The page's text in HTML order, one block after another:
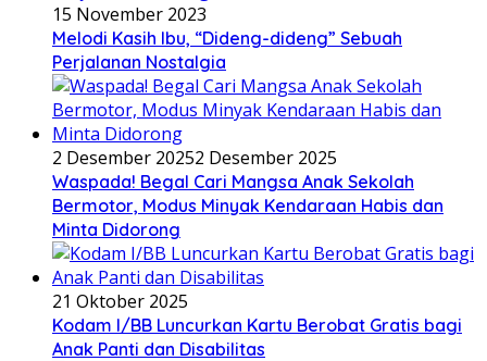
15 November 2023
Melodi Kasih Ibu, “Dideng-dideng” Sebuah
Perjalanan Nostalgia
2 Desember 20252 Desember 2025
Waspada! Begal Cari Mangsa Anak Sekolah
Bermotor, Modus Minyak Kendaraan Habis dan
Minta Didorong
21 Oktober 2025
Kodam I/BB Luncurkan Kartu Berobat Gratis bagi
Anak Panti dan Disabilitas